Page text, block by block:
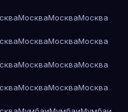
МоскваМоскваМосква
МоскваМоскваМосква
МоскваМоскваМосква
МоскваМоскваМосква